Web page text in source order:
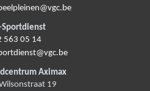
Sportdienst
563 05 14
Aximax
19